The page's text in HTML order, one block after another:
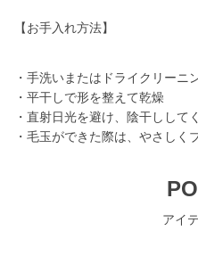
【お手入れ方法】
・手洗いまたはドライクリーニ
・平干しで形を整えて乾燥
・直射日光を避け、陰干しして
・毛玉ができた際は、やさし
アイ